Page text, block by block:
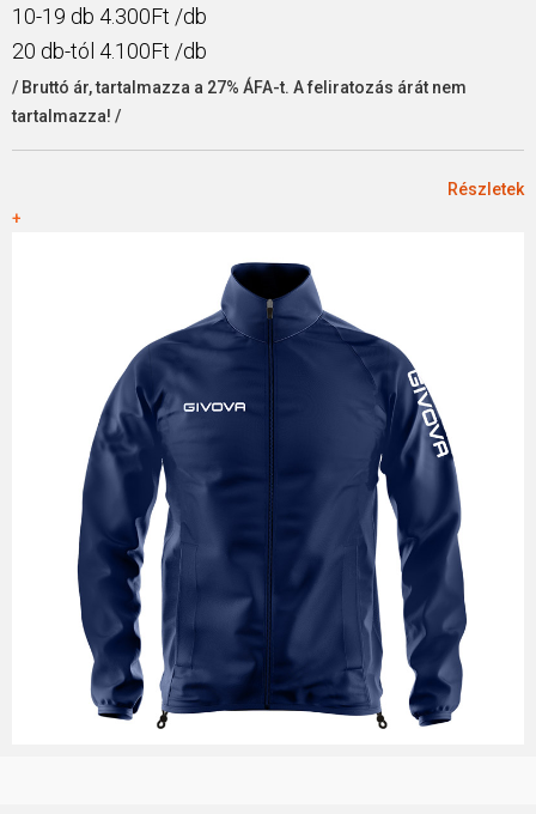
10-19 db 4.300Ft /db
20 db-tól 4.100Ft /db
/ Bruttó ár, tartalmazza a 27% ÁFA-t. A feliratozás árát nem
tartalmazza! /
Részletek
+